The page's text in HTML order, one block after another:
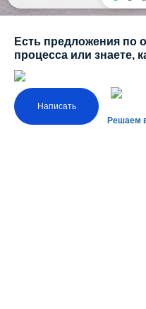
Есть предложения по
процесса или знаете,
Написать
Решаем